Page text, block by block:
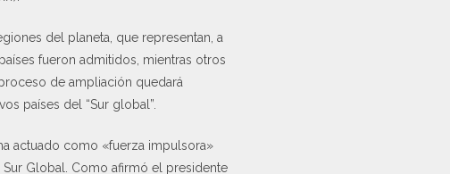
del planeta, que representan, a
fueron admitidos, mientras otros
de ampliación quedará
países del “Sur global”.
actuado como «fuerza impulsora»
Global. Como afirmó el presidente